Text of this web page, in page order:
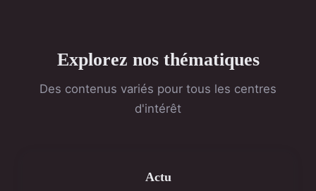
Explorez nos thématiques
Des contenus variés pour tous les centres
d'intérêt
Actu